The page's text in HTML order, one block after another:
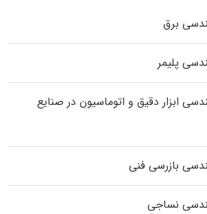
برق
پلیمر
ابزار دقیق و اتوماسیون در صنایع
بازرسی فنی
نساجی